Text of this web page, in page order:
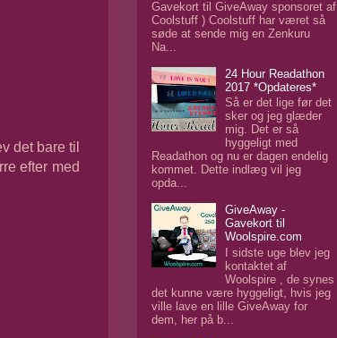
det bare til
efter med
Gavekort til GiveAway sponsoret af
Coolstuff ) Coolstuff har været så
søde at sende mig en Zenkuru
Na...
24 Hour Readathon
2017 *Opdateres*
Så er det lige før det
sker og jeg glæder
mig. Det er så
hyggeligt med
Readathon og nu er dagen endelig
kommet. Dette indlæg vil jeg
opda...
GiveAway -
Gavekort til
Woolspire.com
I sidste uge blev jeg
kontaktet af
Woolspire , de synes
det kunne være hyggeligt, hvis jeg
ville lave en lille GiveAway for
dem, her på b...